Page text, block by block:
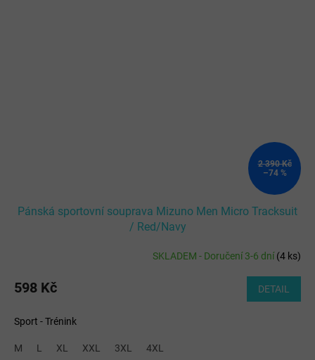
2 390 Kč
–74 %
Pánská sportovní souprava Mizuno Men Micro Tracksuit
/ Red/Navy
SKLADEM - Doručení 3-6 dní(4 ks)
598 Kč DETAIL
Sport - Trénink
M L XL XXL 3XL 4XL